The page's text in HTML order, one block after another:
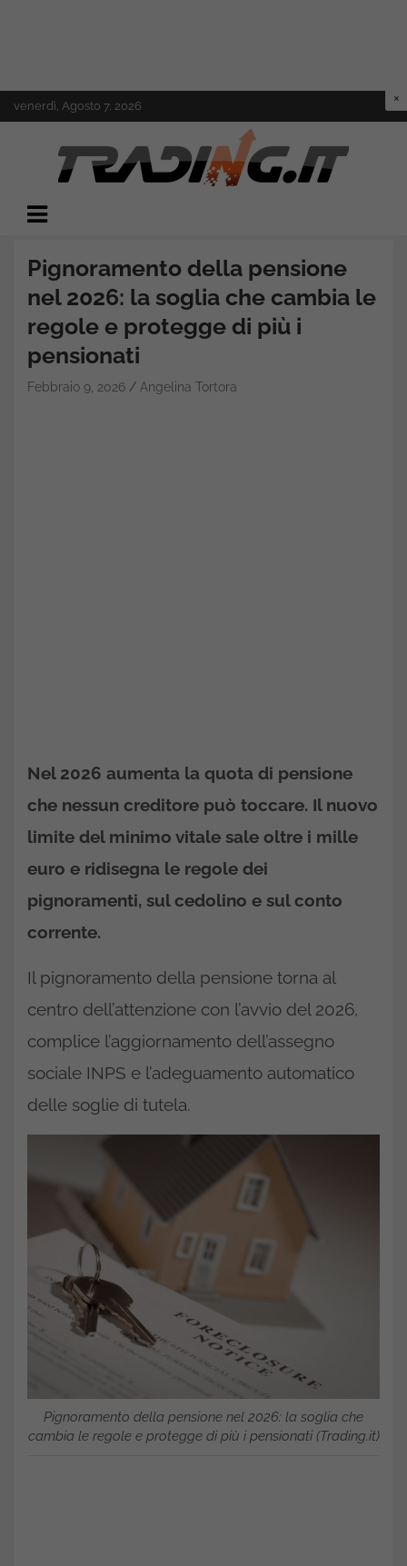
to
venerdì, Agosto 7, 2026
Trading.it
Pignoramento della pensione
nel 2026: la soglia che cambia le
regole e protegge di più i
pensionati
Febbraio 9, 2026 Angelina Tortora
Nel 2026 aumenta la quota di pensione
che nessun creditore può toccare. Il nuovo
limite del minimo vitale sale oltre i mille
euro e ridisegna le regole dei
pignoramenti, sul cedolino e sul conto
corrente.
Il pignoramento della pensione torna al
centro dell’attenzione con l’avvio del 2026,
complice l’aggiornamento dell’assegno
sociale INPS e l’adeguamento automatico
delle soglie di tutela.
Pignoramento della pensione nel 2026: la soglia che
cambia le regole e protegge di più i pensionati (Trading.it)